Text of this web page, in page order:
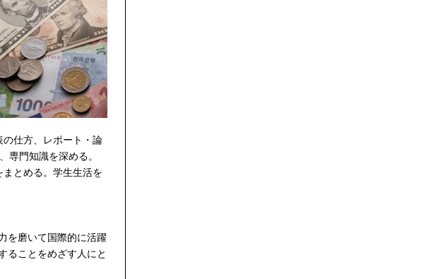
仕方、レポート・論
専門知識を深める。
とめる。学生生活を
を磨いて国際的に活躍
ることをめざす人にと